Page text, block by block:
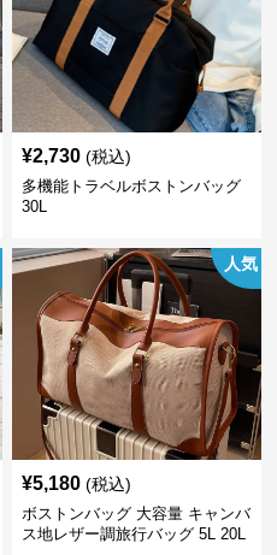
¥2,730 (税込)
多機能トラベルボストンバッグ
30L
人気
¥5,180 (税込)
ボストンバッグ 大容量 キャンバ
ス地レザー調旅行バッグ 5L 20L